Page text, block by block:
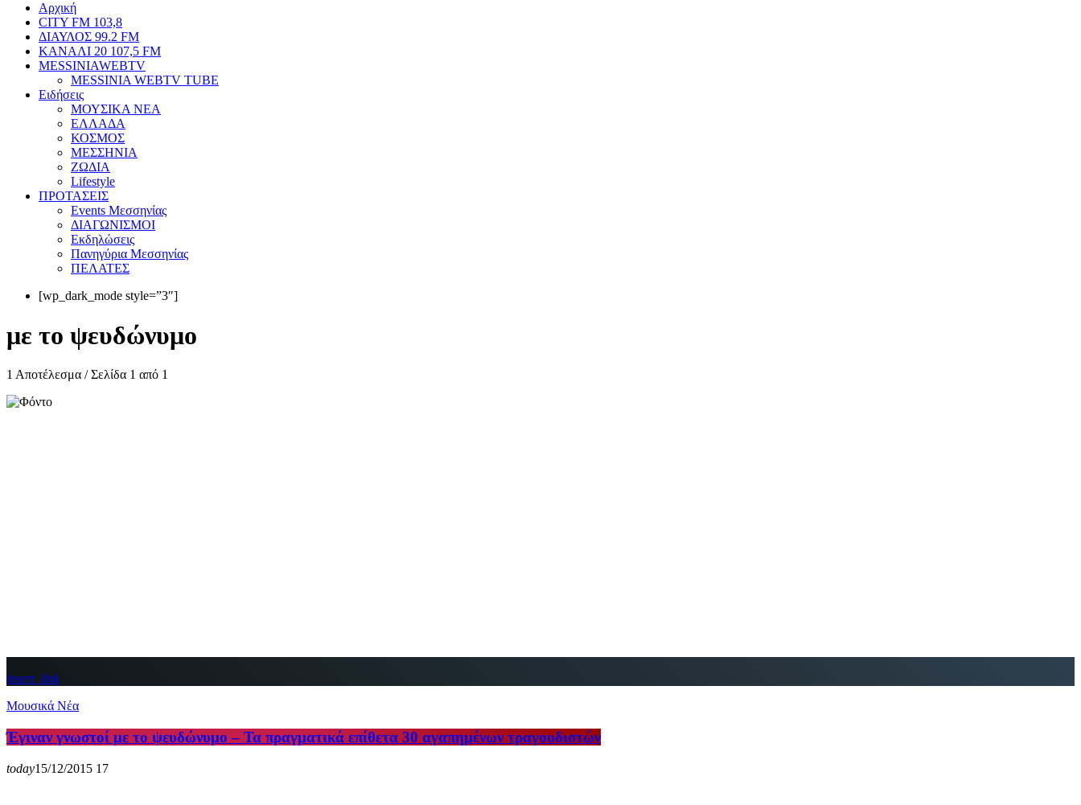
Αρχική
CITY FM 103,8
ΔΙΑΥΛΟΣ 99.2 FM
ΚΑΝΑΛΙ 20 107,5 FM
MESSINIAWEBTV
MESSINIA WEBTV TUBE
Eιδήσεις
ΜΟΥΣΙΚΑ ΝΕΑ
ΕΛΛΑΔΑ
ΚΟΣΜΟΣ
ΜΕΣΣΗΝΙΑ
ΖΩΔΙΑ
Lifestyle
ΠΡΟΤΑΣΕΙΣ
Events Μεσσηνίας
ΔΙΑΓΩΝΙΣΜΟΙ
Εκδηλώσεις
Πανηγύρια Μεσσηνίας
ΠΕΛΑΤΕΣ
[wp_dark_mode style=”3″]
με το ψευδώνυμο
1 Αποτέλεσμα / Σελίδα 1 από 1
insert_link
Μουσικά Νέα
Έγιναν γνωστοί με το ψευδώνυμο – Τα πραγματικά επίθετα 30 αγαπημένων τραγουδιστών
today15/12/2015 17